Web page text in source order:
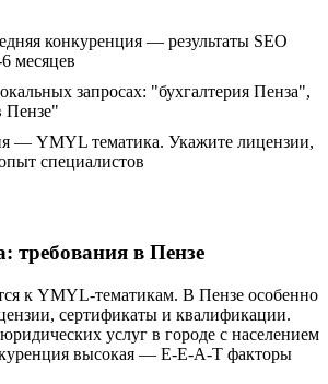
конкуренция — результаты SEO
месяцев
запросах: "бухгалтерия Пенза",
Пензе"
— YMYL тематика. Укажите лицензии,
специалистов
требования в Пензе
к YMYL-тематикам. В Пензе особенно
сертификаты и квалификации.
услуг в городе с населением
высокая — E-E-A-T факторы